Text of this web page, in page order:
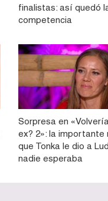
finalistas: así quedó
competencia
Sorpresa en
ex? 2»: la importante
que Tonka le dio a
nadie esperaba